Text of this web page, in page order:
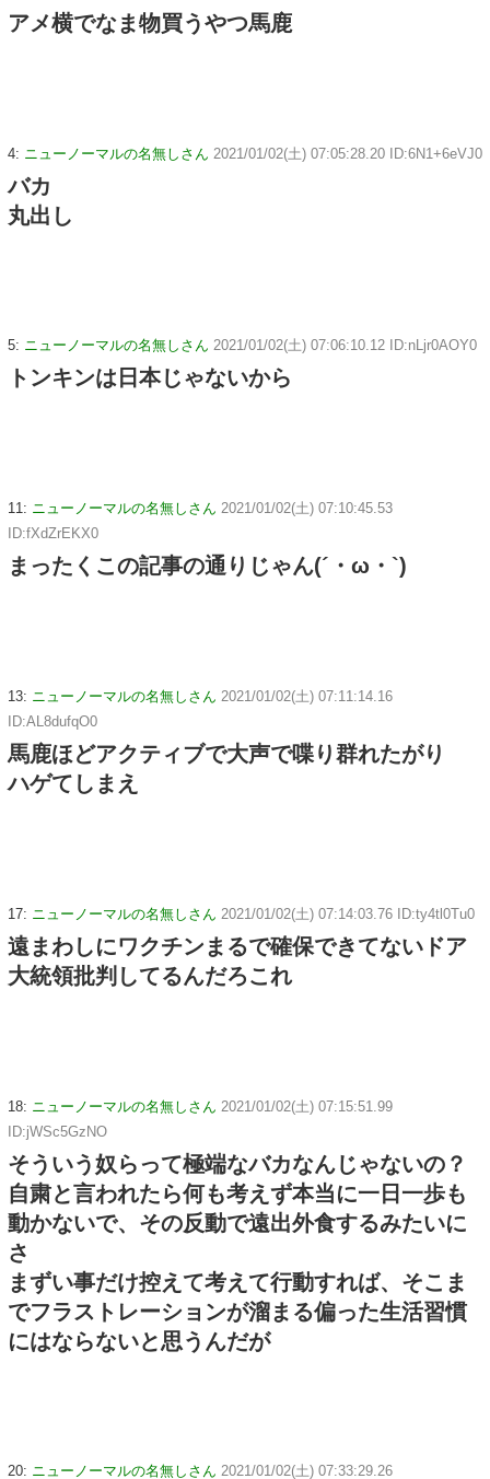
アメ横でなま物買うやつ馬鹿
4: ニューノーマルの名無しさん 2021/01/02(土) 07:05:28.20 ID:6N1+6eVJ0
バカ
丸出し
5: ニューノーマルの名無しさん 2021/01/02(土) 07:06:10.12 ID:nLjr0AOY0
トンキンは日本じゃないから
11: ニューノーマルの名無しさん 2021/01/02(土) 07:10:45.53
ID:fXdZrEKX0
まったくこの記事の通りじゃん(´・ω・`)
13: ニューノーマルの名無しさん 2021/01/02(土) 07:11:14.16
ID:AL8dufqO0
馬鹿ほどアクティブで大声で喋り群れたがり
ハゲてしまえ
17: ニューノーマルの名無しさん 2021/01/02(土) 07:14:03.76 ID:ty4tl0Tu0
遠まわしにワクチンまるで確保できてないドア
大統領批判してるんだろこれ
18: ニューノーマルの名無しさん 2021/01/02(土) 07:15:51.99
ID:jWSc5GzNO
そういう奴らって極端なバカなんじゃないの？
自粛と言われたら何も考えず本当に一日一歩も
動かないで、その反動で遠出外食するみたいに
さ
まずい事だけ控えて考えて行動すれば、そこま
でフラストレーションが溜まる偏った生活習慣
にはならないと思うんだが
20: ニューノーマルの名無しさん 2021/01/02(土) 07:33:29.26